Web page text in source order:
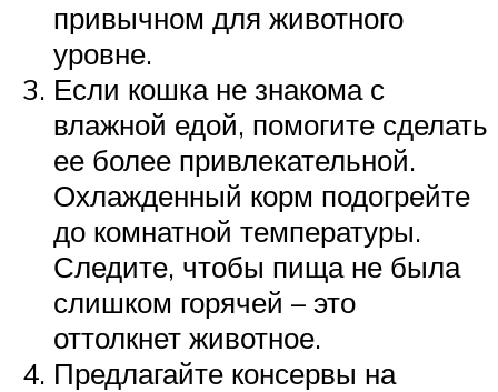
привычном для животного
уровне.
Если кошка не знакома с
влажной едой, помогите сделать
ее более привлекательной.
Охлажденный корм подогрейте
до комнатной температуры.
Следите, чтобы пища не была
слишком горячей – это
оттолкнет животное.
Предлагайте консервы на